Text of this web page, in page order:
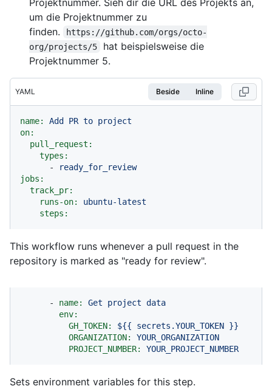
um die Projektnummer zu
finden.
https://github.com/orgs/octo-
org/projects/5
hat beispielsweise die
Projektnummer 5.
YAML Beside Inline
name: Add PR to project
on:
pull_request:
types:
-
ready_for_review
jobs:
track_pr:
runs-on:
ubuntu-latest
steps:
This workflow runs whenever a pull request in the
repository is marked as "ready for review".
- name: Get project data
env:
GH_TOKEN:
${{ secrets.YOUR_TOKEN }}
ORGANIZATION:
YOUR_ORGANIZATION
PROJECT_NUMBER:
YOUR_PROJECT_NUMBER
Sets environment variables for this step.